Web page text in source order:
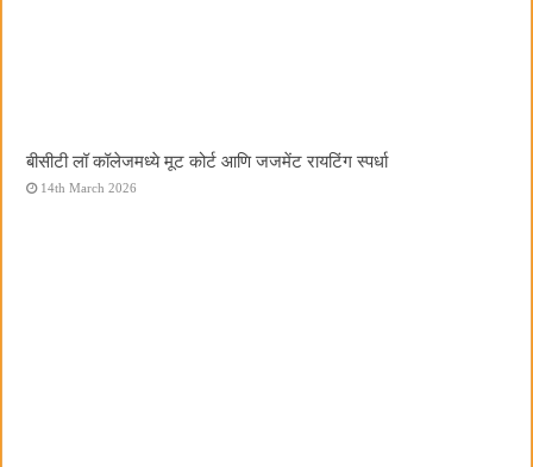
बीसीटी लॉ कॉलेजमध्ये मूट कोर्ट आणि जजमेंट रायटिंग स्पर्धा
14th March 2026